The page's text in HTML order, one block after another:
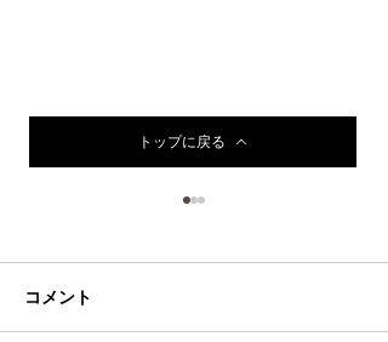
令和７年１２月２６日(金)～
令和８年１月５日(月) ※年内
コメント
トップに戻る